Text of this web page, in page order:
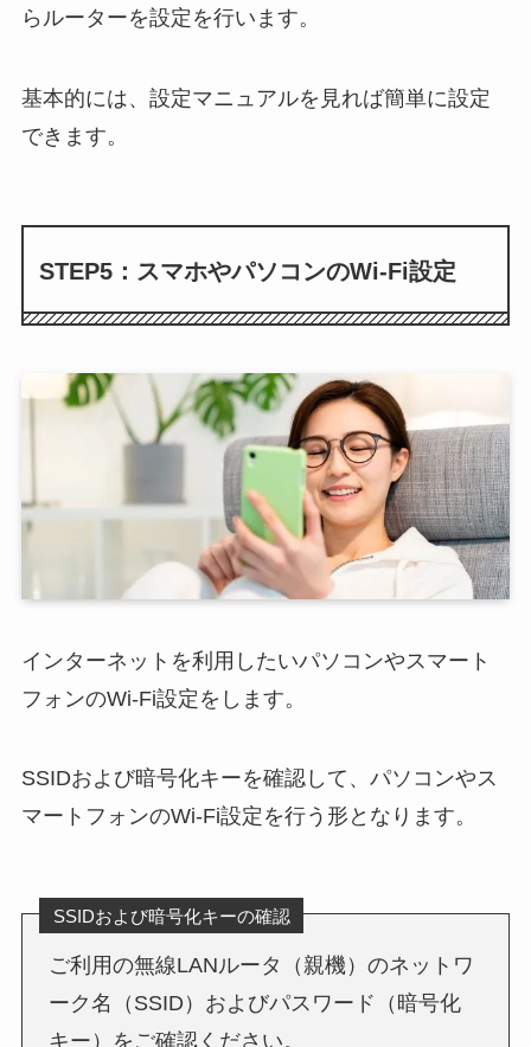
らルーターを設定を行います。
基本的には、設定マニュアルを見れば簡単に設定
できます。
STEP5：スマホやパソコンのWi-Fi設定
インターネットを利用したいパソコンやスマート
フォンのWi-Fi設定をします。
SSIDおよび暗号化キーを確認して、パソコンやス
マートフォンのWi-Fi設定を行う形となります。
SSIDおよび暗号化キーの確認
ご利用の無線LANルータ（親機）のネットワ
ーク名（SSID）およびパスワード（暗号化
キー）をご確認ください。